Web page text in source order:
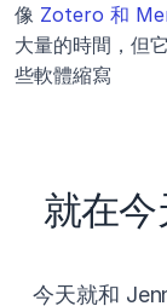
像 Zotero 和
大量的時間，但
些軟體縮寫
就在
今天就和